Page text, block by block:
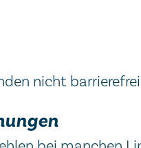
nicht